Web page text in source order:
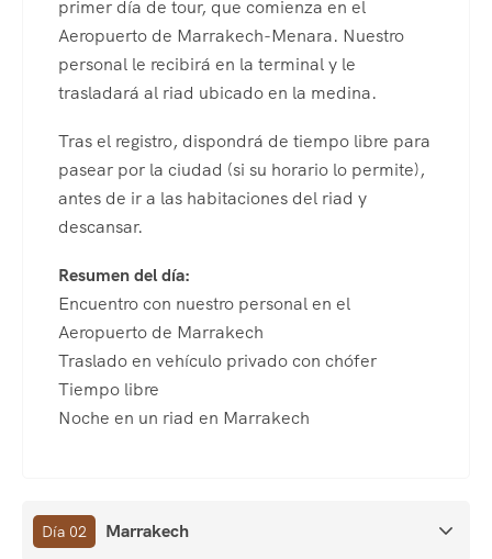
primer día de tour, que comienza en el
Aeropuerto de Marrakech-Menara. Nuestro
personal le recibirá en la terminal y le
trasladará al riad ubicado en la medina.
Tras el registro, dispondrá de tiempo libre para
pasear por la ciudad (si su horario lo permite),
antes de ir a las habitaciones del riad y
descansar.
Resumen del día:
Encuentro con nuestro personal en el
Aeropuerto de Marrakech
Traslado en vehículo privado con chófer
Tiempo libre
Noche en un riad en Marrakech
Día 02 Marrakech